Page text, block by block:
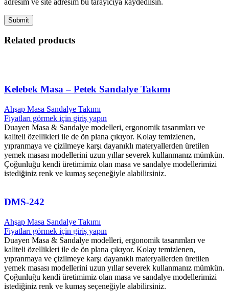
Related products
Kelebek Masa – Petek Sandalye Takımı
Ahşap Masa Sandalye Takımı
Fiyatları görmek için giriş yapın
Duayen Masa & Sandalye modelleri, ergonomik tasarımları ve
kaliteli özellikleri ile de ön plana çıkıyor. Kolay temizlenen,
yıpranmaya ve çizilmeye karşı dayanıklı materyallerden üretilen
yemek masası modellerini uzun yıllar severek kullanmanız mümkün.
Çoğunluğu kendi üretimimiz olan masa ve sandalye modellerimizi
istediğiniz renk ve kumaş seçeneğiyle alabilirsiniz.
DMS-242
Ahşap Masa Sandalye Takımı
Fiyatları görmek için giriş yapın
Duayen Masa & Sandalye modelleri, ergonomik tasarımları ve
kaliteli özellikleri ile de ön plana çıkıyor. Kolay temizlenen,
yıpranmaya ve çizilmeye karşı dayanıklı materyallerden üretilen
yemek masası modellerini uzun yıllar severek kullanmanız mümkün.
Çoğunluğu kendi üretimimiz olan masa ve sandalye modellerimizi
istediğiniz renk ve kumaş seçeneğiyle alabilirsiniz.